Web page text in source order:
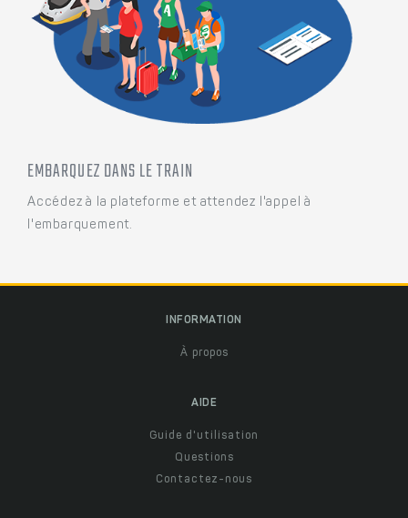
EMBARQUEZ DANS LE TRAIN
Accédez à la plateforme et attendez l'appel à
l'embarquement.
INFORMATION
À propos
AIDE
Guide d'utilisation
Questions
Contactez-nous